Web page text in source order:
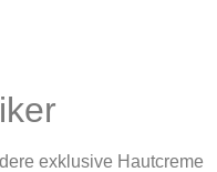
exklusive Hautcreme